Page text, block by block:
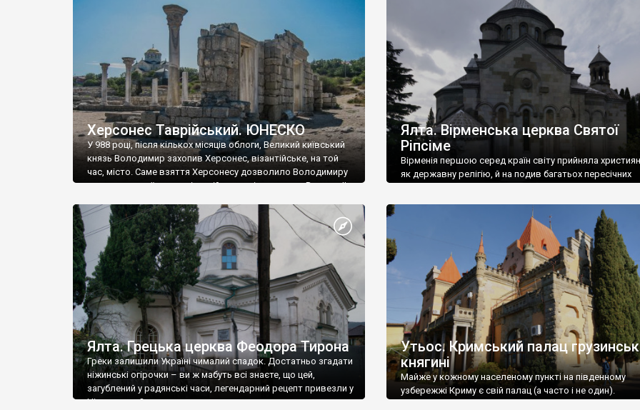
візантійської доби. Раритети викрадені з фондів об’єкту
культурної спадщини ЮНЕСКО «Херсонеса Таврійського».
Офіційно – на виставку «Золото Візантії», але експерти та
влада в Україні вважають це лише […]
називаються «повстяками» (postaki)…” “Вино. Крим
виробляє відмінне вино і його вдосталь: воно все
легке біле і дуже […]
Херсонес Таврійський. ЮНЕСКО
У 988 році, після кількох місяців облоги, Великий київський
князь Володимир захопив Херсонес, візантійське, на той
час, місто. Саме взяття Херсонесу дозволило Володимиру
диктувати свої умови візантійському імператору Василю ІІ,
Херсонесі Володимир-язичник, став Василем-
християнином. А потім було Хрещення Русі. На честь
Херсонесу Таврійського названо місто […]
Ялта. Вірменська церква Святої
Ріпсіме
Вірменія першою серед країн світу прийняла
як державну релігію, й на подив багатьох пересічних
Ялта. Грецька церква Феодора Тирона
Греки залишили Україні чималий спадок. Достатньо згадати
ніжинські огірочки – ви ж мабуть всі знаєте, що цей,
загублений у радянські часи, легендарний рецепт привезли у
Ніжин греки?
Утьос. Кримський палац
княгині
Майже у кожному населеному пункті на південному
узбережжі Криму є свій палац (а часто і не один).